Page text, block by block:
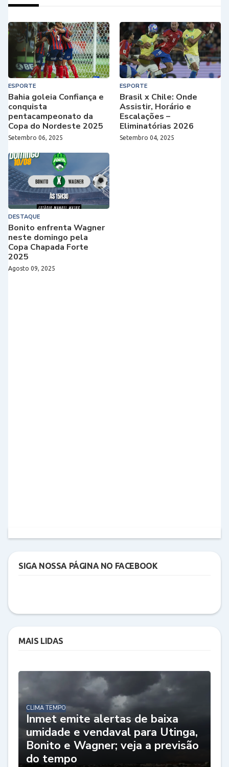
ESPORTE
Bahia goleia Confiança e
conquista
pentacampeonato da
Copa do Nordeste 2025
Setembro 06, 2025
ESPORTE
Brasil x Chile: Onde
Assistir, Horário e
Escalações –
Eliminatórias 2026
Setembro 04, 2025
DESTAQUE
Bonito enfrenta Wagner
neste domingo pela
Copa Chapada Forte
2025
Agosto 09, 2025
SIGA NOSSA PÁGINA NO FACEBOOK
MAIS LIDAS
CLIMA TEMPO
Inmet emite alertas de baixa
umidade e vendaval para Utinga,
Bonito e Wagner; veja a previsão
do tempo